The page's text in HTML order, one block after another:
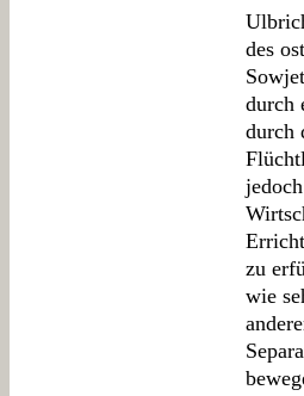
des
durch
durch
zu
wie